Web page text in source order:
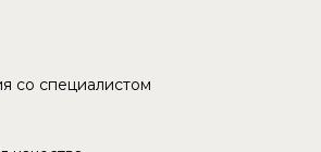
со специалистом